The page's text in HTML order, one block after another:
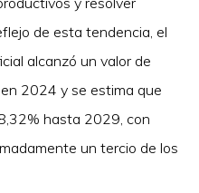
de esta tendencia, el
alcanzó un valor de
2024 y se estima que
hasta 2029, con
un tercio de los